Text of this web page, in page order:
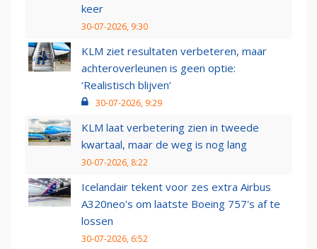
keer
30-07-2026, 9:30
KLM ziet resultaten verbeteren, maar
achteroverleunen is geen optie:
‘Realistisch blijven’
30-07-2026, 9:29
KLM laat verbetering zien in tweede
kwartaal, maar de weg is nog lang
30-07-2026, 8:22
Icelandair tekent voor zes extra Airbus
A320neo's om laatste Boeing 757's af te
lossen
30-07-2026, 6:52